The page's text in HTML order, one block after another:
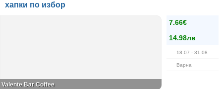
хапки по избор
7.66€
14.98лв
18.07 - 31.08
Варна
Valente Bar Coffee